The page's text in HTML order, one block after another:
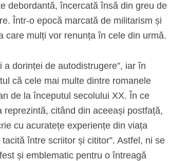
debordantă, încercată însă din greu de
Într-o epocă marcată de militarism și
care mulți vor renunța în cele din urmă.
dorinței de autodistrugere”, iar în
că cele mai multe dintre romanele
de la începutul secolului XX. În ce
reprezintă, citând din aceeași postfață,
cu acuratețe experiențe din viața
între scriitor și cititor”. Astfel, ni se
și emblematic pentru o întreagă